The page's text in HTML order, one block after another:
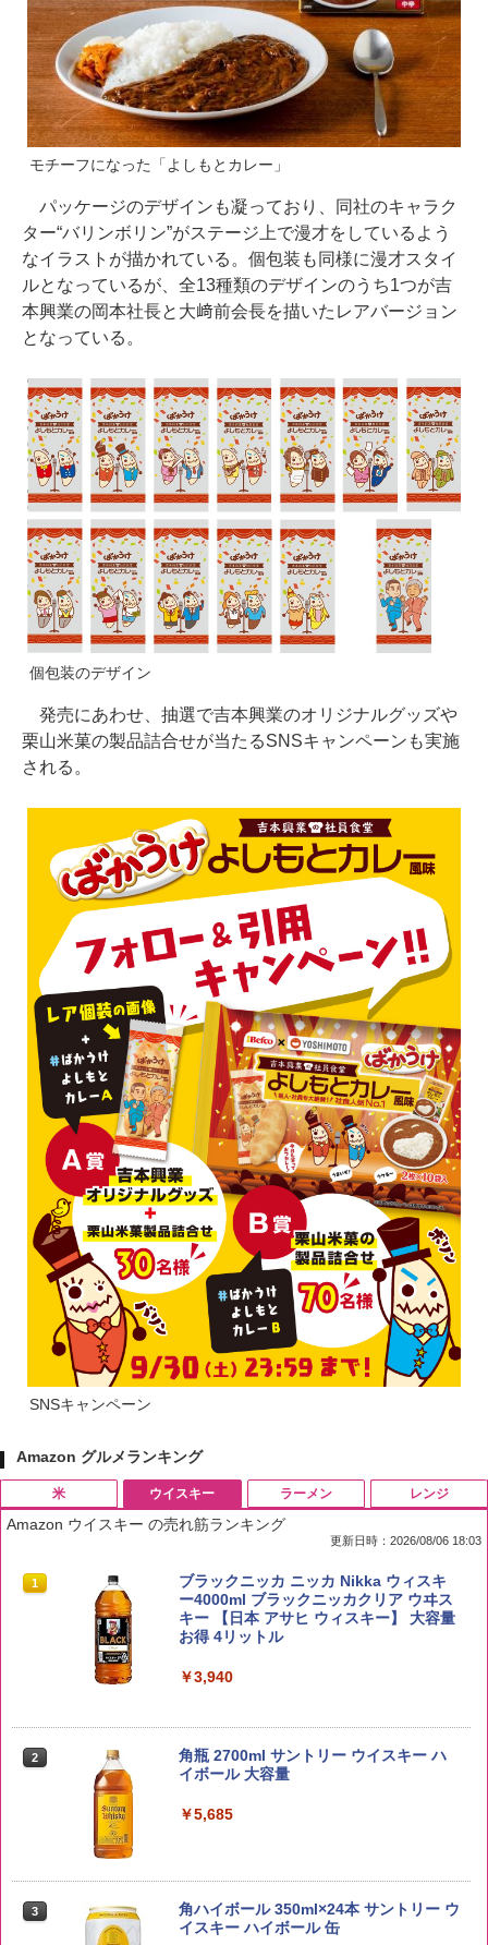
モチーフになった「よしもとカレー」
パッケージのデザインも凝っており、同社のキャラク
ター“バリンボリン”がステージ上で漫才をしているよう
なイラストが描かれている。個包装も同様に漫才スタイ
ルとなっているが、全13種類のデザインのうち1つが吉
本興業の岡本社長と大﨑前会長を描いたレアバージョン
となっている。
個包装のデザイン
発売にあわせ、抽選で吉本興業のオリジナルグッズや
栗山米菓の製品詰合せが当たるSNSキャンペーンも実施
される。
SNSキャンペーン
Amazon グルメランキング
米
1 by Amazon 国産ブレンド米 精米 5kg
￥2,650
5kg 長野県産 令和7年産
kg 業務用 お米マイスターブレンド
ウイスキー
Amazon ウイスキー の売れ筋ランキング
更新日時：2026/08/06 18:03
1
ブラックニッカ ニッカ Nikka ウィスキ
ー4000ml ブラックニッカクリア ウヰス
キー 【日本 アサヒ ウィスキー】 大容量
お得 4リットル
￥3,940
2
角瓶 2700ml サントリー ウイスキー ハ
イボール 大容量
￥5,685
3
角ハイボール 350ml×24本 サントリー ウ
イスキー ハイボール 缶
ラーメン レンジ